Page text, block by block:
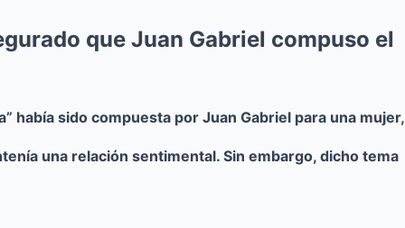
que Juan Gabriel compuso el
había sido compuesta por Juan Gabriel para una mujer,
una relación sentimental. Sin embargo, dicho tema